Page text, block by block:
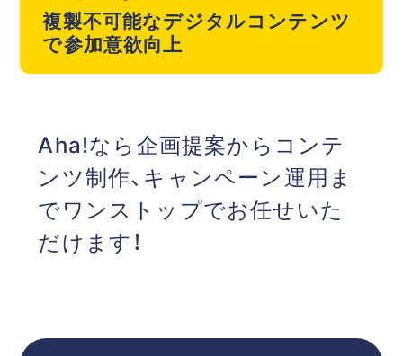
複製不可能なデジタルコンテンツ
で参加意欲向上
Aha!なら企画提案からコンテ
ンツ制作、キャンペーン運用ま
でワンストップでお任せいた
だけます！